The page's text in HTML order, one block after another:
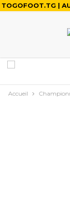
TOGOFOOT.TG |
Accueil